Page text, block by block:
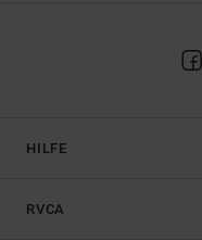
HILFE
RVCA